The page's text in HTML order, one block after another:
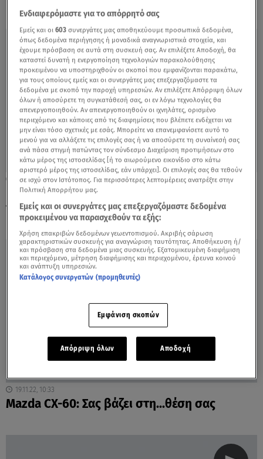
01.01.23, 18:39
BMW Σειρά 7: Το σύστημα που ...προβλέπει
την διαδρομή
19.11.22, 10:33
Mazda CX-60: Σας βάζει στη...θέση σας
Ενδιαφερόμαστε για το απόρρητό σας
Εμείς και οι603 συνεργάτες μας αποθηκεύουμε προσωπικά δεδομένα,
όπως δεδομένα περιήγησης ή μοναδικά αναγνωριστικά στοιχεία, και
έχουμε πρόσβαση σε αυτά στη συσκευή σας. Αν επιλέξετε Αποδοχή, θα
καταστεί δυνατή η ενεργοποίηση τεχνολογιών παρακολούθησης
προκειμένου να υποστηριχθούν οι σκοποί που εμφανίζονται παρακάτω,
για τους οποίους εμείς και οι συνεργάτες μας επεξεργαζόμαστε τα
δεδομένα με σκοπό την παροχή υπηρεσιών. Αν επιλέξετε Απόρριψη όλων
όλων ή αποσύρετε τη συγκατάθεσή σας, οι εν λόγω τεχνολογίες θα
απενεργοποιηθούν. Αν απενεργοποιηθούν οι ιχνηλάτες, ορισμένο
περιεχόμενο και κάποιες από τις διαφημίσεις που βλέπετε ενδέχεται να
μην είναι τόσο σχετικές με εσάς. Μπορείτε να επανεμφανίσετε αυτό το
μενού για να αλλάξετε τις επιλογές σας ή να αποσύρετε τη συναίνεσή σας
ανά πάσα στιγμή πατώντας τον σύνδεσμο Διαχείριση προτιμήσεων στο
κάτω μέρος της ιστοσελίδας [ή το αιωρούμενο εικονίδιο στο κάτω
αριστερό μέρος της ιστοσελίδας, εάν υπάρχει]. Οι επιλογές σας θα τεθούν
σε ισχύ στον Ιστότοπος. Για περισσότερες λεπτομέρειες ανατρέξτε στην
Πολιτική Απορρήτου μας.
Εμείς και οι συνεργάτες μας επεξεργαζόμαστε δεδομένα
προκειμένου να παρασχεθούν τα εξής:
Χρήση επακριβών δεδομένων γεωεντοπισμού. Ακριβής σάρωση
χαρακτηριστικών συσκευής για αναγνώριση ταυτότητας. Αποθήκευση ή/
και πρόσβαση στα δεδομένα μιας συσκευής. Εξατομικευμένη διαφήμιση
και περιεχόμενο, μέτρηση διαφήμισης και περιεχομένου, έρευνα κοινού
και ανάπτυξη υπηρεσιών.
Κατάλογος συνεργατών (προμηθευτές)
Εμφάνιση σκοπών
Απόρριψη όλων Αποδοχή